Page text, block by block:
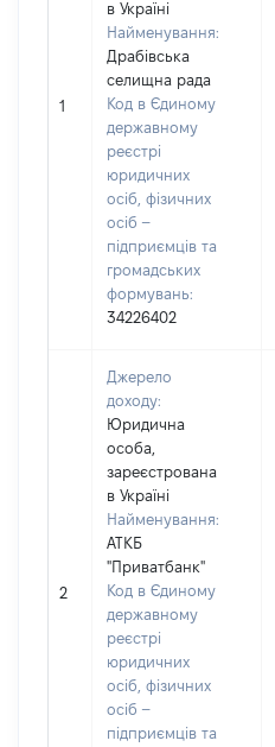
1
в Україні
Найменування:
Драбівська
селищна рада
Код в Єдиному
державному
реєстрі
юридичних
осіб, фізичних
осіб –
підприємців та
громадських
формувань:
34226402
2
Джерело
доходу:
Юридична
особа,
зареєстрована
в Україні
Найменування:
АТКБ
"Приватбанк"
Код в Єдиному
державному
реєстрі
юридичних
осіб, фізичних
осіб –
підприємців та